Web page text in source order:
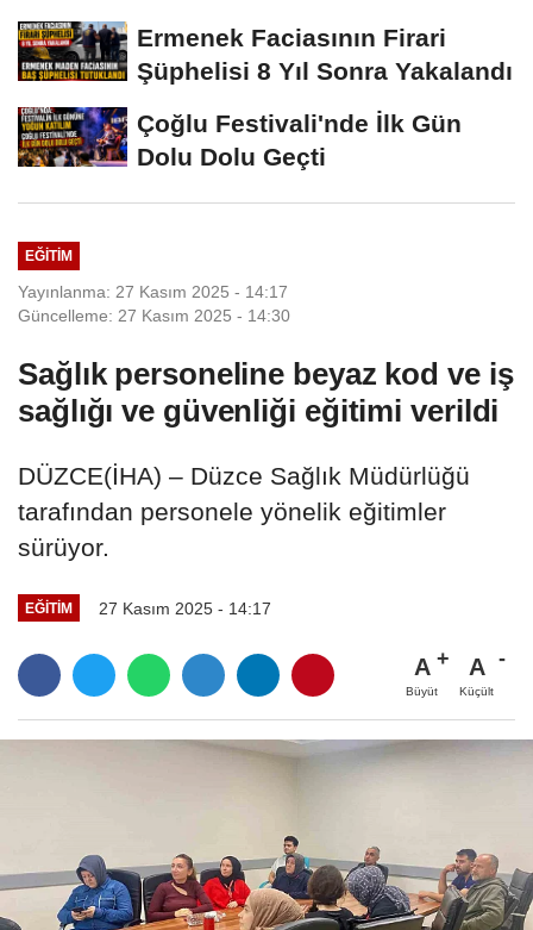
Ermenek Faciasının Firari
Şüphelisi 8 Yıl Sonra Yakalandı
Çoğlu Festivali'nde İlk Gün
Dolu Dolu Geçti
EĞITIM
Yayınlanma: 27 Kasım 2025 - 14:17
Güncelleme: 27 Kasım 2025 - 14:30
Sağlık personeline beyaz kod ve iş
sağlığı ve güvenliği eğitimi verildi
DÜZCE(İHA) – Düzce Sağlık Müdürlüğü
tarafından personele yönelik eğitimler
sürüyor.
EĞITIM 27 Kasım 2025 - 14:17
A
Büyüt
A
Küçült